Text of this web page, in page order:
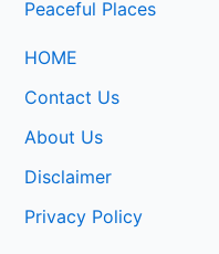
Peaceful Places
HOME
Contact Us
About Us
Disclaimer
Privacy Policy